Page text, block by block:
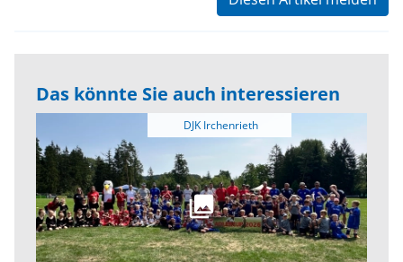
Das könnte Sie auch interessieren